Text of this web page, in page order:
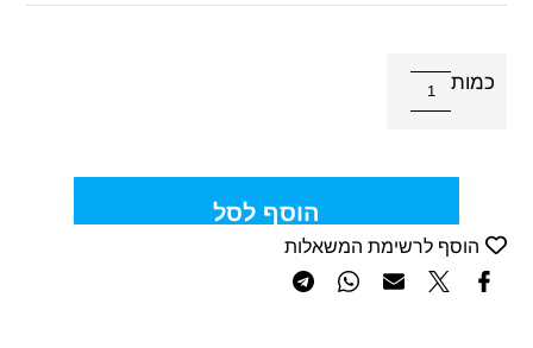
כמות
הוסף לסל
הוסף לרשימת המשאלות